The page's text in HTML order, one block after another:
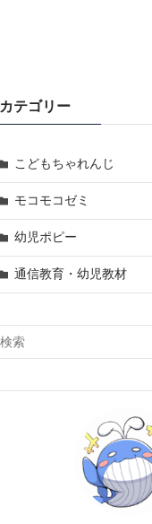
カテゴリー
こどもちゃれんじ
モコモコゼミ
幼児ポピー
通信教育・幼児教材